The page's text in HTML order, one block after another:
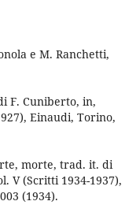
e M. Ranchetti,
F. Cuniberto, in,
Einaudi, Torino,
morte, trad. it. di
V (Scritti 1934-1937),
(1934).